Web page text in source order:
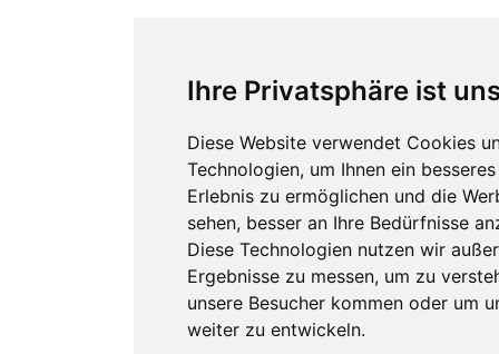
Ihre Privatsphäre ist
Diese Website verwendet Cookies
Technologien, um Ihnen ein
Erlebnis zu ermöglichen und die
sehen, besser an Ihre Bedürfnisse
Diese Technologien nutzen wir
Ergebnisse zu messen, um zu
unsere Besucher kommen oder um
weiter zu entwickeln.